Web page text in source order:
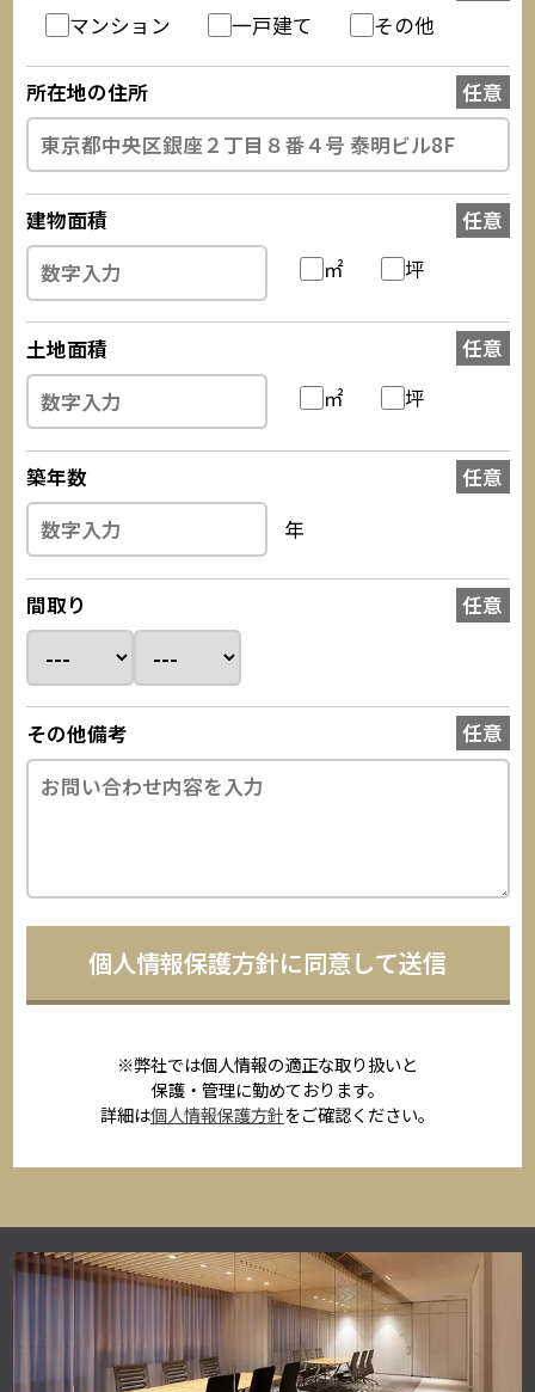
マンション
一戸建て その他
所在地の住所
建物面積
㎡
坪
土地面積
㎡
坪
築年数
年
間取り
その他備考
※弊社では個人情報の適正な取り扱いと
保護・管理に勤めております。
詳細は個人情報保護方針をご確認ください。